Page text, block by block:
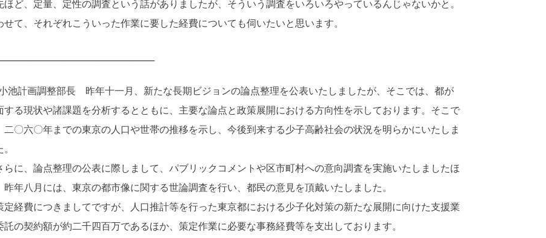
ど、定量、定性の調査という話がありましたが、そういう調査をいろいろやっているんじゃないかと。
せて、それぞれこういった作業に要した経費についても伺いたいと思います。
計画調整部長 昨年十一月、新たな長期ビジョンの論点整理を公表いたしましたが、そこでは、都が
する現状や諸課題を分析するとともに、主要な論点と政策展開における方向性を示しております。そこで
二〇六〇年までの東京の人口や世帯の推移を示し、今後到来する少子高齢社会の状況を明らかにいたしま
に、論点整理の公表に際しまして、パブリックコメントや区市町村への意向調査を実施いたしましたほ
昨年八月には、東京の都市像に関する世論調査を行い、都民の意見を頂戴いたしました。
経費につきましてですが、人口推計等を行った東京都における少子化対策の新たな展開に向けた支援業
託の契約額が約二千四百万であるほか、策定作業に必要な事務経費等を支出しております。